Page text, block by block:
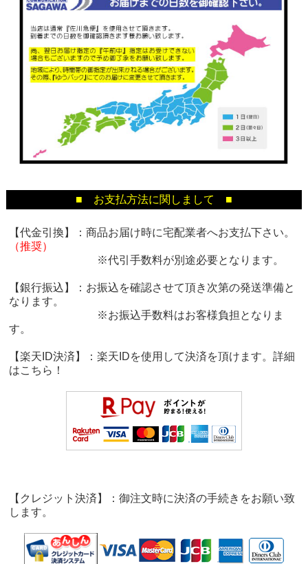
■ お支払方法に関しまして ■
【代金引換】：商品お届け時に宅配業者へお支払下さい。
（推奨）
※代引手数料が別途必要となります。
【銀行振込】：お振込を確認させて頂き次第の発送準備と
なります。
※お振込手数料はお客様負担となりま
す。
【楽天ID決済】：楽天IDを使用して決済を頂けます。詳細
はこちら！
【クレジット決済】：御注文時に決済の手続きをお願い致
します。